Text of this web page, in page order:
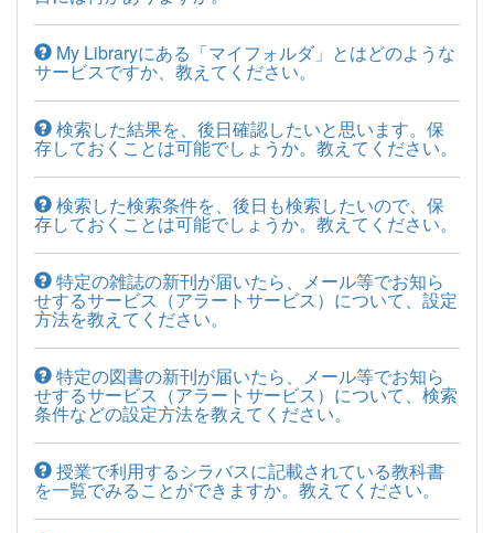
My Libraryにある「マイフォルダ」とはどのような
サービスですか、教えてください。
検索した結果を、後日確認したいと思います。保
存しておくことは可能でしょうか。教えてください。
検索した検索条件を、後日も検索したいので、保
存しておくことは可能でしょうか。教えてください。
特定の雑誌の新刊が届いたら、メール等でお知ら
せするサービス（アラートサービス）について、設定
方法を教えてください。
特定の図書の新刊が届いたら、メール等でお知ら
せするサービス（アラートサービス）について、検索
条件などの設定方法を教えてください。
授業で利用するシラバスに記載されている教科書
を一覧でみることができますか。教えてください。